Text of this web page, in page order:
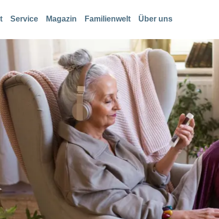
Service Magazin Familienwelt Über uns